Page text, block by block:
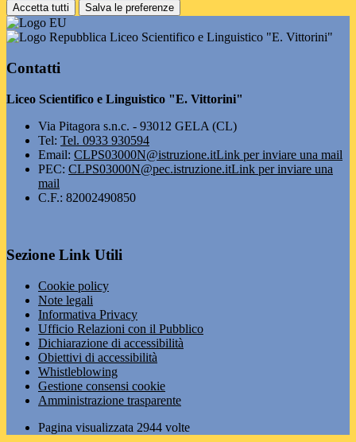
Accetta tutti Salva le preferenze
Liceo Scientifico e Linguistico "E. Vittorini"
Contatti
Liceo Scientifico e Linguistico "E. Vittorini"
Via Pitagora s.n.c. - 93012 GELA (CL)
Tel: Tel. 0933 930594
Email: CLPS03000N@istruzione.itLink per inviare una mail
PEC: CLPS03000N@pec.istruzione.itLink per inviare una
mail
C.F.: 82002490850
Sezione Link Utili
Cookie policy
Note legali
Informativa Privacy
Ufficio Relazioni con il Pubblico
Dichiarazione di accessibilità
Obiettivi di accessibilità
Whistleblowing
Gestione consensi cookie
Amministrazione trasparente
Pagina visualizzata 2944 volte